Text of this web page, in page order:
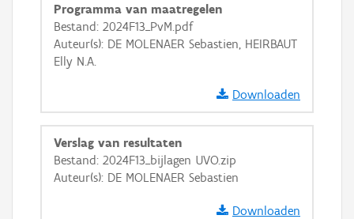
Basis Lagen
Ortho
GRB-Basiskaart in grijswaarden
Programma van maatregelen
Bestand: 2024F13_PvM.pdf
Auteur(s): DE MOLENAER Sebastien, HEIRBAUT
Elly N.A.
Downloaden
Verslag van resultaten
Bestand: 2024F13_bijlagen UVO.zip
Auteur(s): DE MOLENAER Sebastien
Downloaden